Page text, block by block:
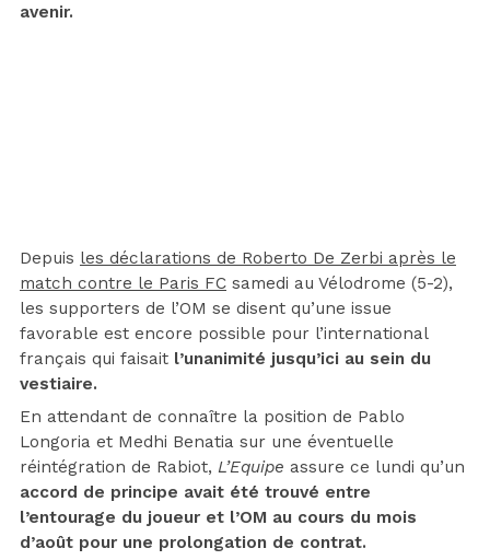
avenir.
Depuis les déclarations de Roberto De Zerbi après le
match contre le Paris FC samedi au Vélodrome (5-2),
les supporters de l’OM se disent qu’une issue
favorable est encore possible pour l’international
français qui faisait l’unanimité jusqu’ici au sein du
vestiaire.
En attendant de connaître la position de Pablo
Longoria et Medhi Benatia sur une éventuelle
réintégration de Rabiot, L’Equipe assure ce lundi qu’un
accord de principe avait été trouvé entre
l’entourage du joueur et l’OM au cours du mois
d’août pour une prolongation de contrat.